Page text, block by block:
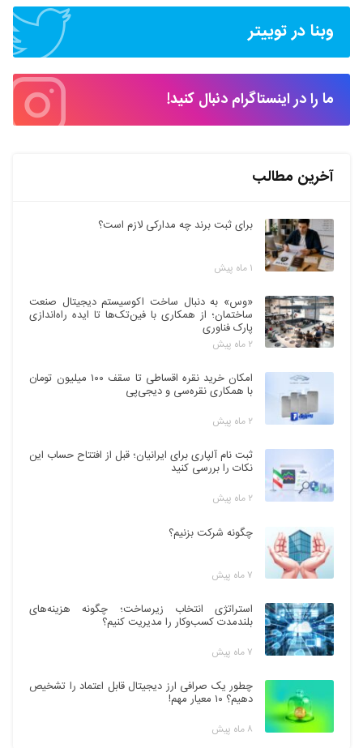
وبنا در توییتر
ما را در اینستاگرام دنبال کنید!
آخرین مطالب
برای ثبت برند چه مدارکی لازم است؟
۱ ماه پیش
«وس» به دنبال ساخت اکوسیستم دیجیتال صنعت
ساختمان؛ از همکاری با فین‌تک‌ها تا ایده راه‌اندازی
پارک فناوری
۲ ماه پیش
امکان خرید نقره اقساطی تا سقف ۱۰۰ میلیون تومان
با همکاری نقره‌سی و دیجی‌پی
۲ ماه پیش
ثبت نام آلپاری برای ایرانیان؛ قبل از افتتاح حساب این
نکات را بررسی کنید
۲ ماه پیش
چگونه شرکت بزنیم؟
۷ ماه پیش
استراتژی انتخاب زیرساخت؛ چگونه هزینه‌های
بلندمدت کسب‌وکار را مدیریت کنیم؟
۷ ماه پیش
چطور یک صرافی ارز دیجیتال قابل اعتماد را تشخیص
دهیم؟ ۱۰ معیار مهم!
۸ ماه پیش